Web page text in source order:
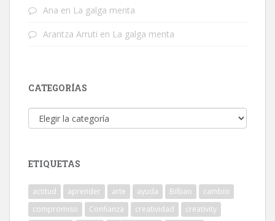
Ana en La galga menta
Arantza Arruti en La galga menta
CATEGORÍAS
Categorías
ETIQUETAS
actitud aprender arte ayuda Bilbao
cambio
compromiso
Confianza creatividad
creativity